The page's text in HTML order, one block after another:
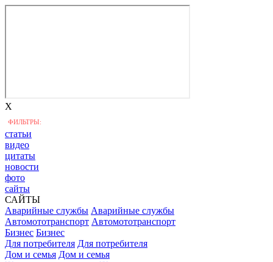
X
ФИЛЬТРЫ:
статьи
видео
цитаты
новости
фото
сайты
САЙТЫ
Аварийные службы Аварийные службы
Автомототранспорт Автомототранспорт
Бизнес Бизнес
Для потребителя Для потребителя
Дом и семья Дом и семья